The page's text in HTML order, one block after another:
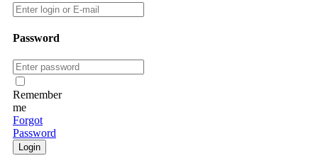
Password
Remember
me
Forgot
Password